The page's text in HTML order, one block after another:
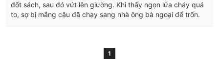
đốt sách, sau đó vứt lên giường. Khi thấy ngọn lửa cháy quá
to, sợ bị mắng cậu đã chạy sang nhà ông bà ngoại để trốn.
1